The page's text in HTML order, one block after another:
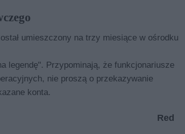
umieszczony na trzy miesiące w ośrodku
legendę". Przypominają, że funkcjonariusze
nie proszą o przekazywanie
konta.
Red